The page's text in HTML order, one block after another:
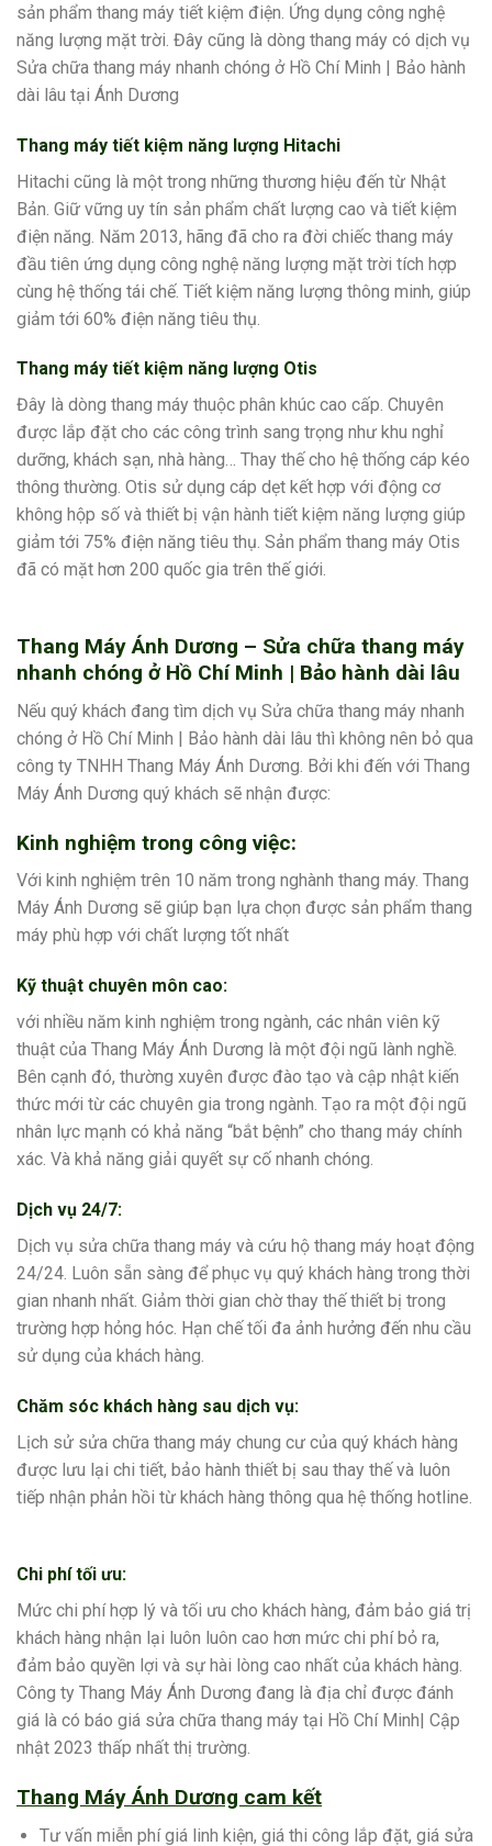
sản phẩm thang máy tiết kiệm điện. Ứng dụng công nghệ
năng lượng mặt trời. Đây cũng là dòng thang máy có dịch vụ
Sửa chữa thang máy nhanh chóng ở Hồ Chí Minh | Bảo hành
dài lâu tại Ánh Dương
Thang máy tiết kiệm năng lượng Hitachi
Hitachi cũng là một trong những thương hiệu đến từ Nhật
Bản. Giữ vững uy tín sản phẩm chất lượng cao và tiết kiệm
điện năng. Năm 2013, hãng đã cho ra đời chiếc thang máy
đầu tiên ứng dụng công nghệ năng lượng mặt trời tích hợp
cùng hệ thống tái chế. Tiết kiệm năng lượng thông minh, giúp
giảm tới 60% điện năng tiêu thụ.
Thang máy tiết kiệm năng lượng Otis
Đây là dòng thang máy thuộc phân khúc cao cấp. Chuyên
được lắp đặt cho các công trình sang trọng như khu nghỉ
dưỡng, khách sạn, nhà hàng… Thay thế cho hệ thống cáp kéo
thông thường. Otis sử dụng cáp dẹt kết hợp với động cơ
không hộp số và thiết bị vận hành tiết kiệm năng lượng giúp
giảm tới 75% điện năng tiêu thụ. Sản phẩm thang máy Otis
đã có mặt hơn 200 quốc gia trên thế giới.
Thang Máy Ánh Dương – Sửa chữa thang máy
nhanh chóng ở Hồ Chí Minh | Bảo hành dài lâu
Nếu quý khách đang tìm dịch vụ Sửa chữa thang máy nhanh
chóng ở Hồ Chí Minh | Bảo hành dài lâu thì không nên bỏ qua
công ty TNHH Thang Máy Ánh Dương. Bởi khi đến với Thang
Máy Ánh Dương quý khách sẽ nhận được:
Kinh nghiệm trong công việc:
Với kinh nghiệm trên 10 năm trong nghành thang máy. Thang
Máy Ánh Dương sẽ giúp bạn lựa chọn được sản phẩm thang
máy phù hợp với chất lượng tốt nhất
Kỹ thuật chuyên môn cao:
với nhiều năm kinh nghiệm trong ngành, các nhân viên kỹ
thuật của Thang Máy Ánh Dương là một đội ngũ lành nghề.
Bên cạnh đó, thường xuyên được đào tạo và cập nhật kiến
thức mới từ các chuyên gia trong ngành. Tạo ra một đội ngũ
nhân lực mạnh có khả năng “bắt bệnh” cho thang máy chính
xác. Và khả năng giải quyết sự cố nhanh chóng.
Dịch vụ 24/7:
Dịch vụ sửa chữa thang máy và cứu hộ thang máy hoạt động
24/24. Luôn sẵn sàng để phục vụ quý khách hàng trong thời
gian nhanh nhất. Giảm thời gian chờ thay thế thiết bị trong
trường hợp hỏng hóc. Hạn chế tối đa ảnh hưởng đến nhu cầu
sử dụng của khách hàng.
Chăm sóc khách hàng sau dịch vụ:
Lịch sử sửa chữa thang máy chung cư của quý khách hàng
được lưu lại chi tiết, bảo hành thiết bị sau thay thế và luôn
tiếp nhận phản hồi từ khách hàng thông qua hệ thống hotline.
Chi phí tối ưu:
Mức chi phí hợp lý và tối ưu cho khách hàng, đảm bảo giá trị
khách hàng nhận lại luôn luôn cao hơn mức chi phí bỏ ra,
đảm bảo quyền lợi và sự hài lòng cao nhất của khách hàng.
Công ty Thang Máy Ánh Dương đang là địa chỉ được đánh
giá là có báo giá sửa chữa thang máy tại Hồ Chí Minh| Cập
nhật 2023 thấp nhất thị trường.
Thang Máy Ánh Dương cam kết
Tư vấn miễn phí giá linh kiện, giá thi công lắp đặt, giá sửa